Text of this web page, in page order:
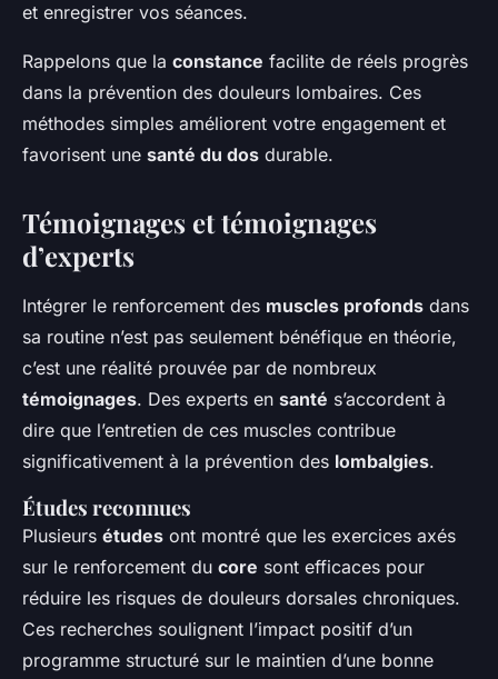
et enregistrer vos séances.
Rappelons que la constance facilite de réels progrès
dans la prévention des douleurs lombaires. Ces
méthodes simples améliorent votre engagement et
favorisent une santé du dos durable.
Témoignages et témoignages
d’experts
Intégrer le renforcement des muscles profonds dans
sa routine n’est pas seulement bénéfique en théorie,
c’est une réalité prouvée par de nombreux
témoignages. Des experts en santé s’accordent à
dire que l’entretien de ces muscles contribue
significativement à la prévention des lombalgies.
Études reconnues
Plusieurs études ont montré que les exercices axés
sur le renforcement du core sont efficaces pour
réduire les risques de douleurs dorsales chroniques.
Ces recherches soulignent l’impact positif d’un
programme structuré sur le maintien d’une bonne